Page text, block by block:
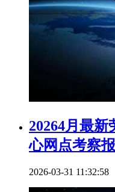
20264月最
心网点考察
2026-03-31 11:32:58